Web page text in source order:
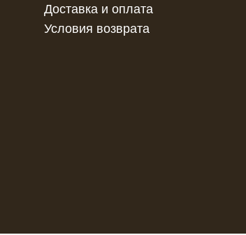
Доставка и оплата
Условия возврата